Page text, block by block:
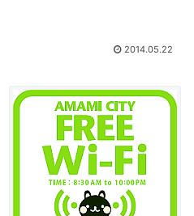
2014.05.22